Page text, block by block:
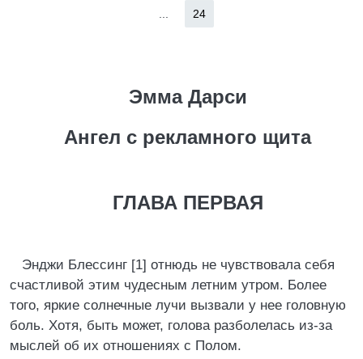
24
Эмма Дарси
Ангел с рекламного щита
ГЛАВА ПЕРВАЯ
Энджи Блессинг [1] отнюдь не чувствовала себя
счастливой этим чудесным летним утром. Более
того, яркие солнечные лучи вызвали у нее головную
боль. Хотя, быть может, голова разболелась из-за
мыслей об их отношениях с Полом.